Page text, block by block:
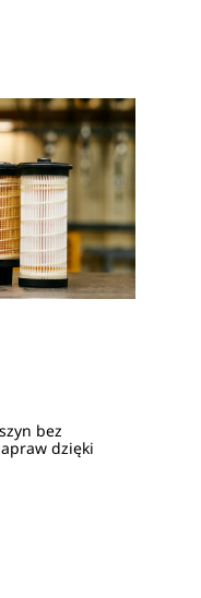
bez
dzięki